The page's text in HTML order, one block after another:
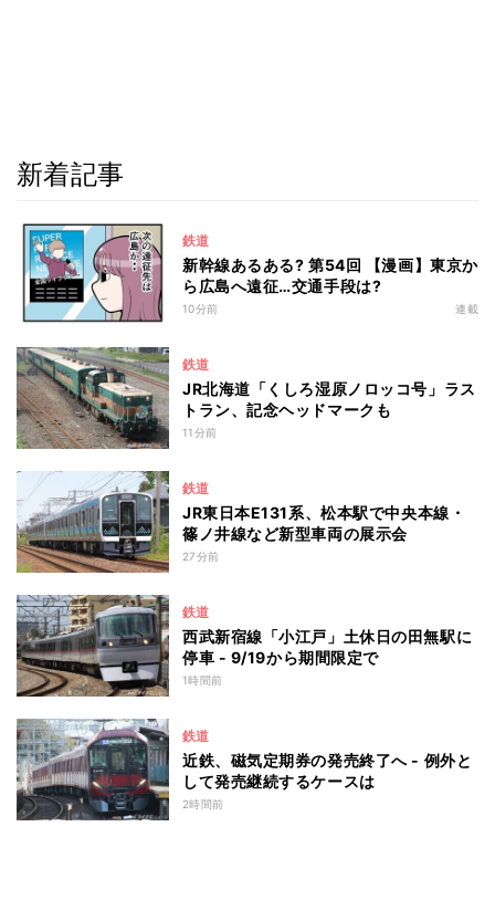
新着記事
鉄道
新幹線あるある? 第54回 【漫画】東京か
ら広島へ遠征…交通手段は?
10分前 連載
鉄道
JR北海道「くしろ湿原ノロッコ号」ラス
トラン、記念ヘッドマークも
11分前
鉄道
JR東日本E131系、松本駅で中央本線・
篠ノ井線など新型車両の展示会
27分前
鉄道
西武新宿線「小江戸」土休日の田無駅に
停車 - 9/19から期間限定で
1時間前
鉄道
近鉄、磁気定期券の発売終了へ - 例外と
して発売継続するケースは
2時間前